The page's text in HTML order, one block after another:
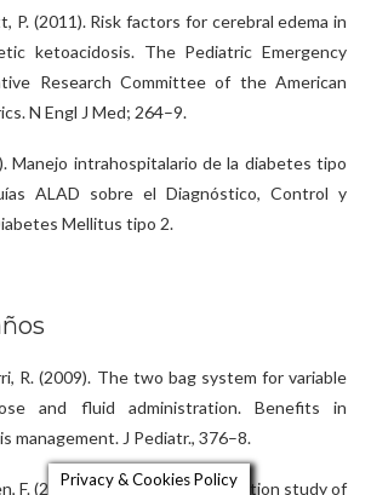
P. (2011). Risk factors for cerebral edema in
ketoacidosis. The Pediatric Emergency
Research Committee of the American
N Engl J Med; 264–9.
Manejo intrahospitalario de la diabetes tipo
ALAD sobre el Diagnóstico, Control y
Mellitus tipo 2.
R. (2009). The two bag system for variable
and fluid administration. Benefits in
management. J Pediatr., 376–8.
F. (2009). A 2yr national population study of
Privacy & Cookies Policy